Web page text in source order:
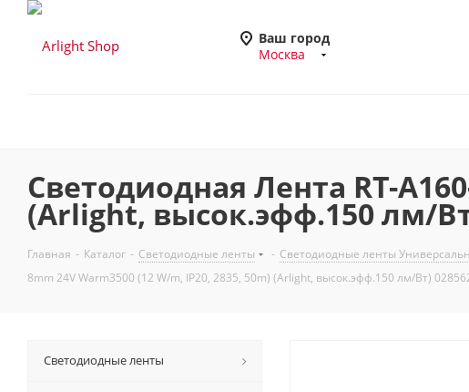
Ваш город
Москва
Светодиодная Лента RT-
(Arlight, высок.эфф.150 лм/
Главная - Каталог - Светодиодные ленты - Светодиодные ленты
8mm 24V Warm3500 (12 W/m, IP20, 2835, 50m) (Arlight, высок.эфф.150 лм/Вт)
Светодиодные ленты